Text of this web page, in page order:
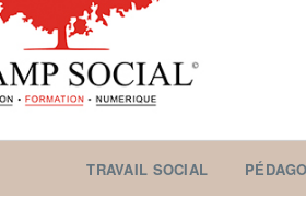
TRAVAIL SOCIAL